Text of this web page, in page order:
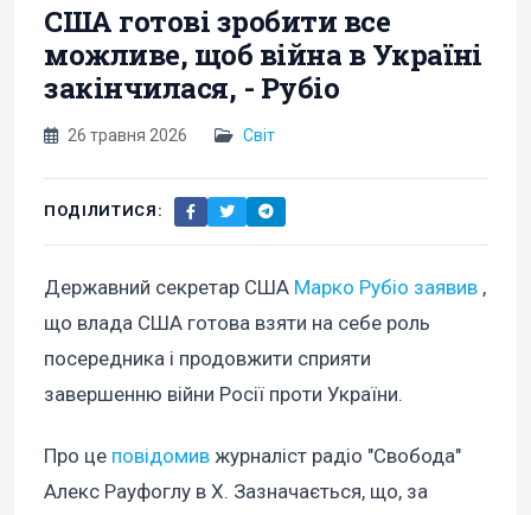
США готові зробити все
можливе, щоб війна в Україні
закінчилася, - Рубіо
26 травня 2026 Світ
ПОДІЛИТИСЯ:
Державний секретар США Марко Рубіо заявив ,
що влада США готова взяти на себе роль
посередника і продовжити сприяти
завершенню війни Росії проти України.
Про це повідомив журналіст радіо "Свобода"
Алекс Рауфоглу в Х. Зазначається, що, за